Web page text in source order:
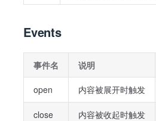
Events
事件名 说明
open 内容被展开时触发
close 内容被收起时触发